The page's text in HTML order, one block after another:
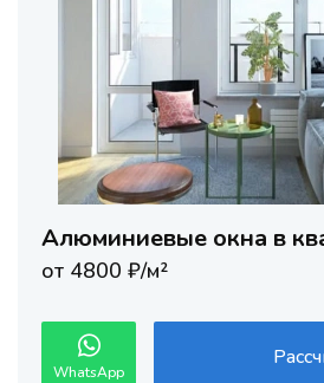
Алюминиевые окна в
от 4800 ₽/м²
WhatsApp